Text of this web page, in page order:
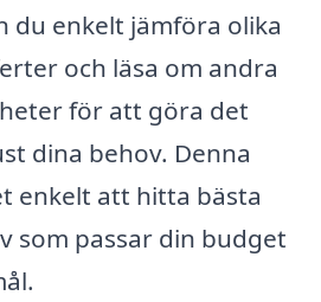
du enkelt jämföra olika
och läsa om andra
för att göra det
dina behov. Denna
enkelt att hitta bästa
som passar din budget